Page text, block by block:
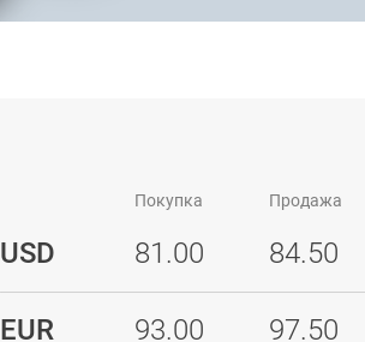
USD
Покупка
81.00
Продажа
84.50
EUR 93.00 97.50